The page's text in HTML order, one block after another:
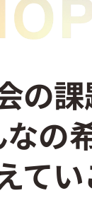
の
の
てい